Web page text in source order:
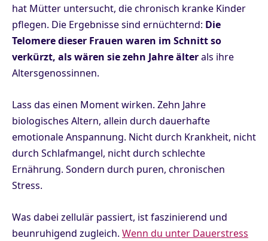
hat Mütter untersucht, die chronisch kranke Kinder
pflegen. Die Ergebnisse sind ernüchternd: Die
Telomere dieser Frauen waren im Schnitt so
verkürzt, als wären sie zehn Jahre älterals ihre
Altersgenossinnen.
Lass das einen Moment wirken. Zehn Jahre
biologisches Altern, allein durch dauerhafte
emotionale Anspannung. Nicht durch Krankheit, nicht
durch Schlafmangel, nicht durch schlechte
Ernährung. Sondern durch puren, chronischen
Stress.
Was dabei zellulär passiert, ist faszinierend und
beunruhigend zugleich. Wenn du unter Dauerstress